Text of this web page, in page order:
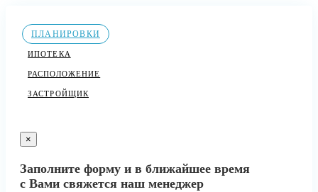
ПЛАНИРОВКИ
ИПОТЕКА
РАСПОЛОЖЕНИЕ
ЗАСТРОЙЩИК
×
Заполните форму и в ближайшее время
с Вами свяжется наш менеджер